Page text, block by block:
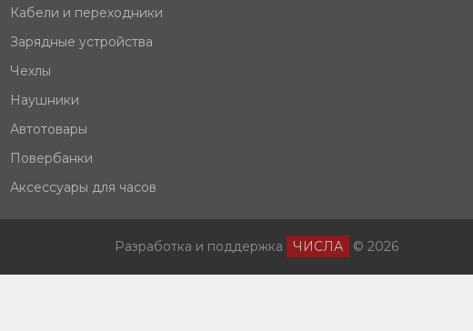
Кабели и переходники
Зарядные устройства
Чехлы
Наушники
Автотовары
Повербанки
Аксессуары для часов
Разработка и поддержка ЧИСЛА © 2026